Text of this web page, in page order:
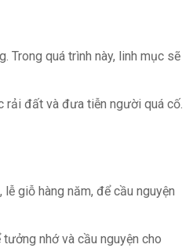
Trong quá trình này, linh mục sẽ
rải đất và đưa tiễn người quá cố.
giỗ hàng năm, để cầu nguyện
nhớ và cầu nguyện cho